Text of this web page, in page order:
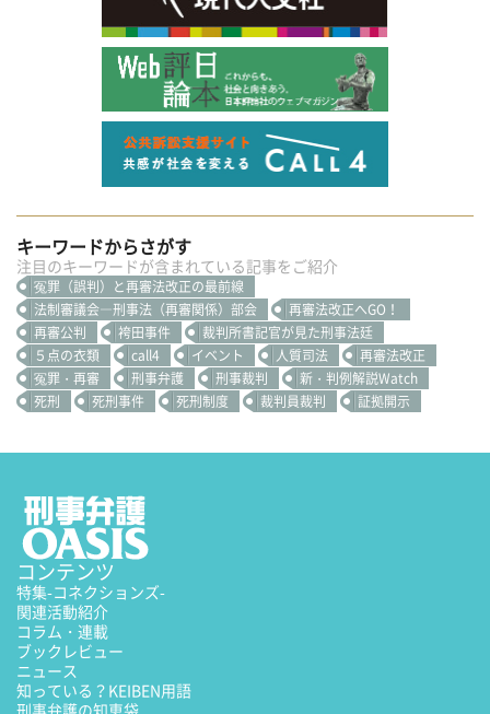
キーワードからさがす
注目のキーワードが含まれている記事をご紹介
冤罪（誤判）と再審法改正の最前線
法制審議会―刑事法（再審関係）部会
再審法改正へGO！
再審公判
袴田事件
裁判所書記官が見た刑事法廷
５点の衣類
call4 イベント 人質司法
再審法改正
冤罪・再審
刑事弁護 刑事裁判
新・判例解説Watch
死刑
死刑事件 死刑制度 裁判員裁判 証拠開示
コンテンツ
特集-コネクションズ-
関連活動紹介
コラム・連載
ブックレビュー
ニュース
知っている？KEIBEN用語